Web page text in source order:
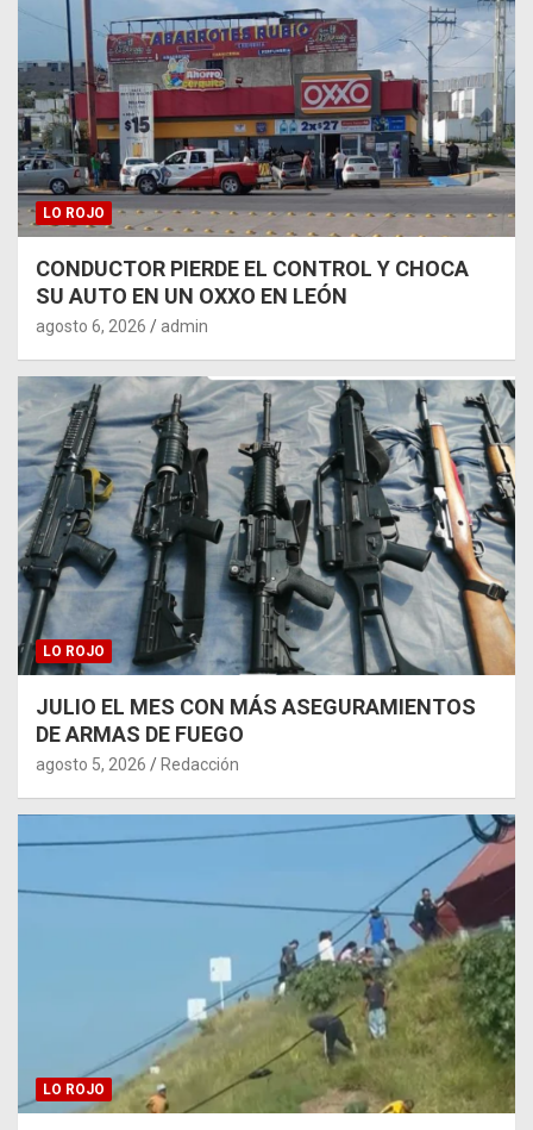
LO ROJO
CONDUCTOR PIERDE EL CONTROL Y CHOCA
SU AUTO EN UN OXXO EN LEÓN
agosto 6, 2026 admin
LO ROJO
JULIO EL MES CON MÁS ASEGURAMIENTOS
DE ARMAS DE FUEGO
agosto 5, 2026 Redacción
LO ROJO